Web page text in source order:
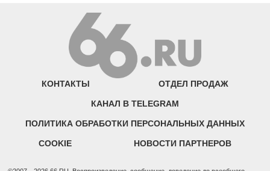
КОНТАКТЫ ОТДЕЛ ПРОДАЖ
КАНАЛ В TELEGRAM
ПОЛИТИКА ОБРАБОТКИ ПЕРСОНАЛЬНЫХ ДАННЫХ
COOKIE НОВОСТИ ПАРТНЕРОВ